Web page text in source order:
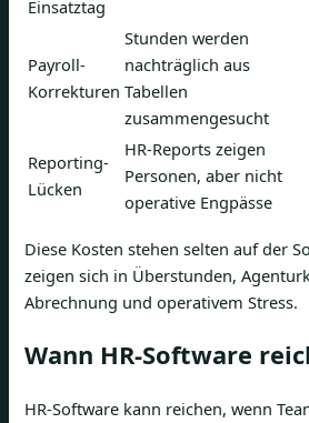
Einsatztag
Payroll-
Korrekturen
Stunden werden
nachträglich aus
Tabellen
zusammengesucht
Reporting-
Lücken
HR-Reports zeigen
Personen, aber nicht
operative Engpässe
Diese Kosten stehen selten auf der
zeigen sich in Überstunden,
Abrechnung und operativem Stress.
Wann HR-Software
HR-Software kann reichen, wenn